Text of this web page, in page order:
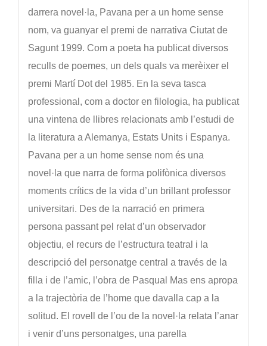
darrera novel·la, Pavana per a un home sense
nom, va guanyar el premi de narrativa Ciutat de
Sagunt 1999. Com a poeta ha publicat diversos
reculls de poemes, un dels quals va merèixer el
premi Martí Dot del 1985. En la seva tasca
professional, com a doctor en filologia, ha publicat
una vintena de llibres relacionats amb l’estudi de
la literatura a Alemanya, Estats Units i Espanya.
Pavana per a un home sense nom és una
novel·la que narra de forma polifònica diversos
moments crítics de la vida d’un brillant professor
universitari. Des de la narració en primera
persona passant pel relat d’un observador
objectiu, el recurs de l’estructura teatral i la
descripció del personatge central a través de la
filla i de l’amic, l’obra de Pasqual Mas ens apropa
a la trajectòria de l’home que davalla cap a la
solitud. El rovell de l’ou de la novel·la relata l’anar
i venir d’uns personatges, una parella